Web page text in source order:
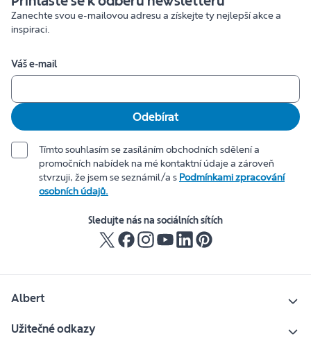
Zanechte svou e-mailovou adresu a získejte ty nejlepší akce a
inspiraci.
Váš e-mail
Odebírat
Tímto souhlasím se zasíláním obchodních sdělení a
promočních nabídek na mé kontaktní údaje a zároveň
stvrzuji, že jsem se seznámil/a s Podmínkami zpracování
osobních údajů.
Sledujte nás na sociálních sítích
Albert
Užitečné odkazy